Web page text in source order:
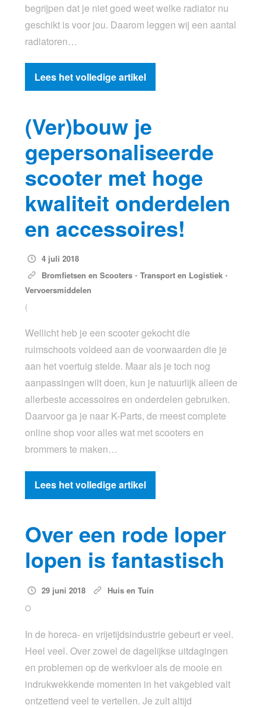
begrijpen dat je niet goed weet welke radiator nu
geschikt is voor jou. Daarom leggen wij een aantal
radiatoren…
Lees het volledige artikel
(Ver)bouw je
gepersonaliseerde
scooter met hoge
kwaliteit onderdelen
en accessoires!
4 juli 2018
Bromfietsen en Scooters• Transport en Logistiek•
Vervoersmiddelen
(
Wellicht heb je een scooter gekocht die
ruimschoots voldeed aan de voorwaarden die je
aan het voertuig stelde. Maar als je toch nog
aanpassingen wilt doen, kun je natuurlijk alleen de
allerbeste accessoires en onderdelen gebruiken.
Daarvoor ga je naar K-Parts, de meest complete
online shop voor alles wat met scooters en
brommers te maken…
Lees het volledige artikel
Over een rode loper
lopen is fantastisch
29 juni 2018
Huis en Tuin
O
In de horeca- en vrijetijdsindustrie gebeurt er veel.
Heel veel. Over zowel de dagelijkse uitdagingen
en problemen op de werkvloer als de mooie en
indrukwekkende momenten in het vakgebied valt
ontzettend veel te vertellen. Je zult altijd